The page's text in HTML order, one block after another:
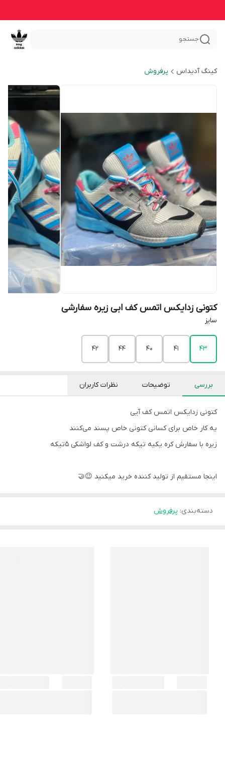
جستجو
کینگ آدیداس پرفروش
کتونی زدایکس اتمس کف ابی زیره سفارشی
سایز
43
41
40
44 ۴۲
بررسی توضیحات نظرات کاربران
کتونی زدایکس اتمس کف آیی
یه کار خاص برای کسانی کتونی خاص پسند می‌کنند
زیره با سفارش کره یکیه تیکه درشت و کف لواشکی ۵تیکه
اینجا مستقیم از تولید کننده خرید میکنید 😉🤝
دسته‌بندی: پرفروش